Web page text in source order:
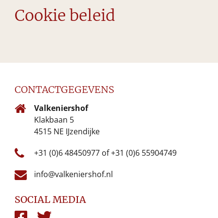
Cookie beleid
CONTACTGEGEVENS
Valkeniershof
Klakbaan 5
4515 NE IJzendijke
+31 (0)6 48450977 of+31 (0)6 55904749
info@valkeniershof.nl
SOCIAL MEDIA